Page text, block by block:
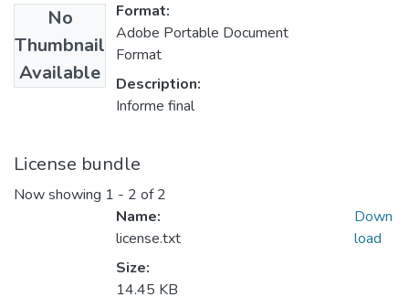
No
Thumbnail
Available
Format:
Adobe Portable Document
Format
Description:
Informe final
License bundle
Now showing 1 - 2 of 2
Name:
license.txt
Size:
14.45 KB
Down
load